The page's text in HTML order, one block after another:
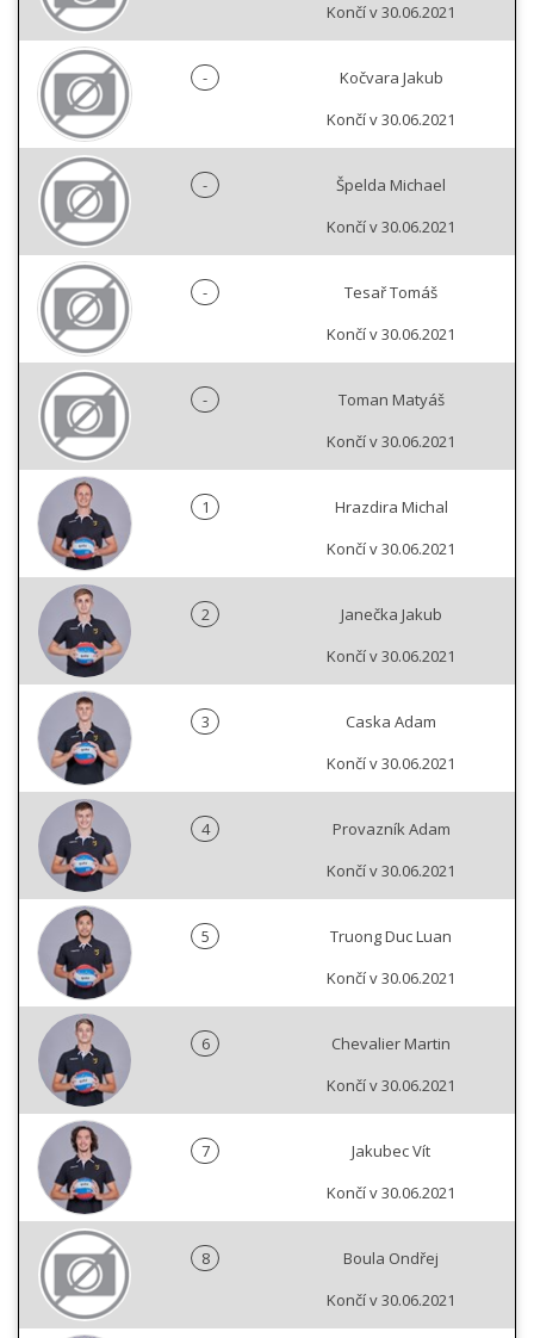
Končí v 30.06.2021
-
Kočvara Jakub
Končí v 30.06.2021
-
Špelda Michael
Končí v 30.06.2021
-
Tesař Tomáš
Končí v 30.06.2021
-
Toman Matyáš
Končí v 30.06.2021
1
Hrazdira Michal
Končí v 30.06.2021
2
Janečka Jakub
Končí v 30.06.2021
3
Caska Adam
Končí v 30.06.2021
4
Provazník Adam
Končí v 30.06.2021
5
Truong Duc Luan
Končí v 30.06.2021
6
Chevalier Martin
Končí v 30.06.2021
7
Jakubec Vít
Končí v 30.06.2021
8
Boula Ondřej
Končí v 30.06.2021